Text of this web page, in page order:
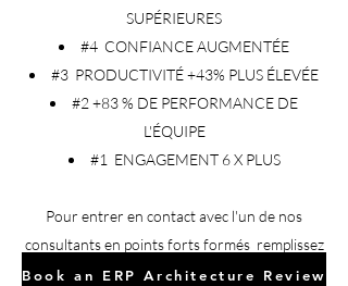
SUPÉRIEURES
#4 CONFIANCE AUGMENTÉE
#3 PRODUCTIVITÉ +43% PLUS ÉLEVÉE
#2 +83 % DE PERFORMANCE DE
L'ÉQUIPE
#1 ENGAGEMENT 6 X PLUS
Pour entrer en contact avec l'un de nos
consultants en points forts formés remplissez
notre formulaire
Book an ERP Architecture Review